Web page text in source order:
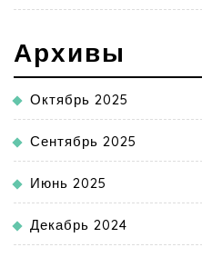
Архивы
Октябрь 2025
Сентябрь 2025
Июнь 2025
Декабрь 2024